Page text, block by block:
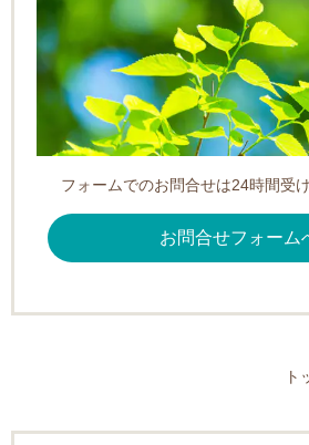
フォームでのお問合せは24時間受
お問合せフォーム
ト